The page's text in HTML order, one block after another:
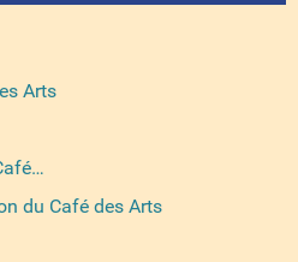
Arts
du Café des Arts